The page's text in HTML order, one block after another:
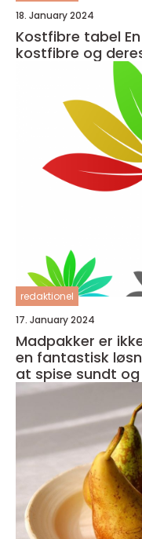
18. January 2024
Kostfibre tabel En omfattende guide til
kostfibre og
redaktionel
17. January 2024
Madpakker er
en fantastisk
at spise sundt